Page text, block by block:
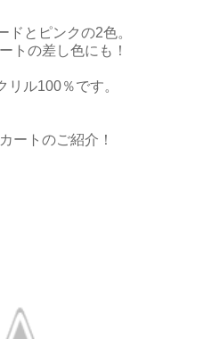
ドとピンクの2色。
トの差し色にも！
リル100％です。
ートのご紹介！